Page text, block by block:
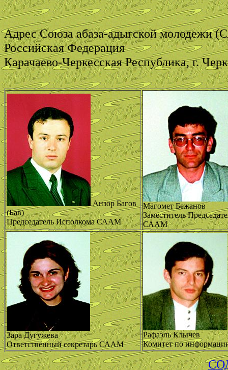
Адрес Союза абаза-адыгской молодежи
Российская Федерация
Карачаево-Черкесская Республика, г.
Анзор Багов
(Бав)
Председатель Исполкома СААМ
Магомет Бежанов
Заместитель
СААМ
Зара Дугужева
Ответственный секретарь СААМ
Рафаэль Клычев
Комитет по